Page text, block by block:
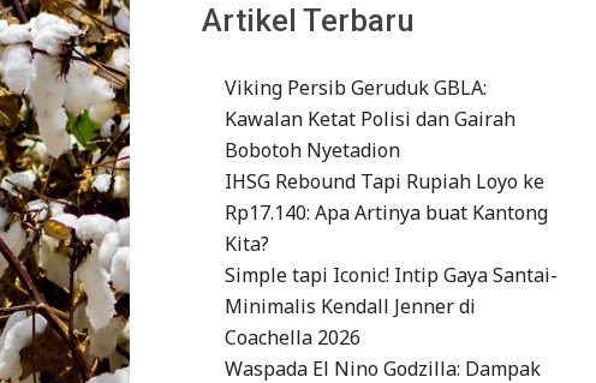
Artikel Terbaru
Viking Persib Geruduk GBLA:
Kawalan Ketat Polisi dan Gairah
Bobotoh Nyetadion
IHSG Rebound Tapi Rupiah Loyo ke
Rp17.140: Apa Artinya buat Kantong
Kita?
Simple tapi Iconic! Intip Gaya Santai-
Minimalis Kendall Jenner di
Coachella 2026
Waspada El Nino Godzilla: Dampak